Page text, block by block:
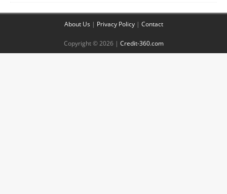
About Us | Privacy Policy| Contact
Copyright © 2026 | Credit-360.com